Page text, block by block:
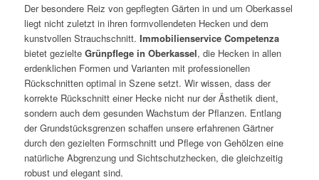
Der besondere Reiz von gepflegten Gärten in und um Oberkassel
liegt nicht zuletzt in ihren formvollendeten Hecken und dem
kunstvollen Strauchschnitt. Immobilienservice Competenza
bietet gezielte Grünpflege in Oberkassel, die Hecken in allen
erdenklichen Formen und Varianten mit professionellen
Rückschnitten optimal in Szene setzt. Wir wissen, dass der
korrekte Rückschnitt einer Hecke nicht nur der Ästhetik dient,
sondern auch dem gesunden Wachstum der Pflanzen. Entlang
der Grundstücksgrenzen schaffen unsere erfahrenen Gärtner
durch den gezielten Formschnitt und Pflege von Gehölzen eine
natürliche Abgrenzung und Sichtschutzhecken, die gleichzeitig
robust und elegant sind.